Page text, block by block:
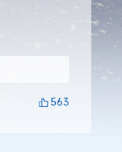
563